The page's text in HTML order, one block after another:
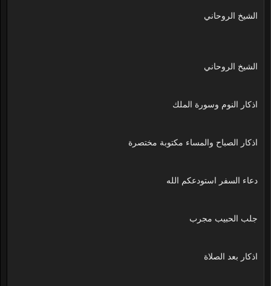
الشيخ الروحاني
الشيخ الروحاني
اذكار النوم وسورة الملك
اذكار الصباح والمساء مكتوبة مختصرة
دعاء السفر استودعكم الله
جلب الحبيب مجرب
اذكار بعد الصلاة